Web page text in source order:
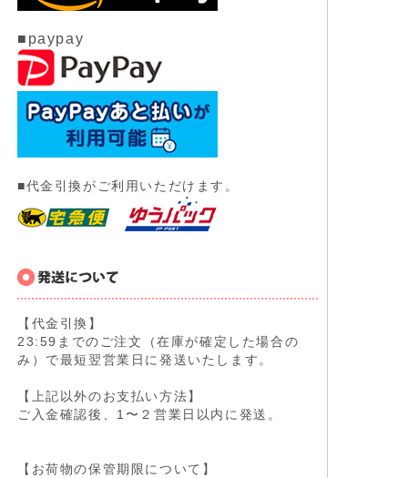
■paypay
■代金引換がご利用いただけます。
【代金引換】
23:59までのご注文（在庫が確定した場合の
み）で最短翌営業日に発送いたします。
【上記以外のお支払い方法】
ご入金確認後、1〜２営業日以内に発送。
【お荷物の保管期限について】